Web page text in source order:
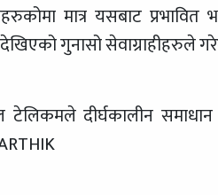
मात्र यसबाट
गुनासो सेवाग्राहीहरुले
दीर्घकालीन समाधान